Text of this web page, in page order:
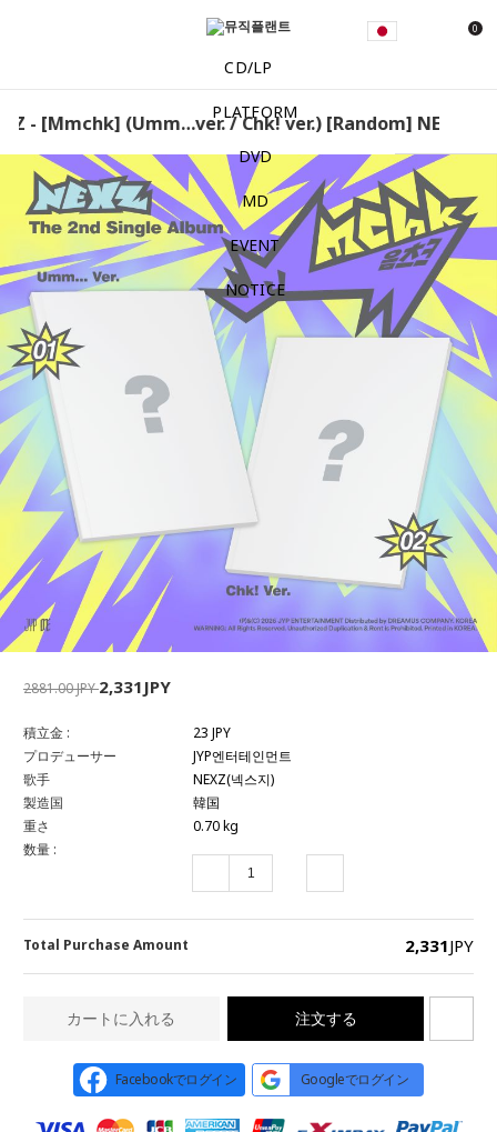
0
CD/LP
PLATFORM
DVD
MD
EVENT
NOTICE
- [Mmchk] (Umm…ver. / Chk! ver.) [Random] NEXZ -
2881.00 JPY2,331JPY
積立金 :
23 JPY
プロデューサー
JYP엔터테인먼트
歌手
NEXZ(넥스지)
製造国
韓国
重さ
0.70 kg
数量 :
Total Purchase Amount 2,331JPY
カートに入れる 注文する
Facebookでログイン Googleでログイン